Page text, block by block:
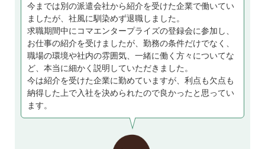
今までは別の派遣会社から紹介を受けた企業で働いてい
ましたが、社風に馴染めず退職しました。
求職期間中にコマエンタープライズの登録会に参加し、
お仕事の紹介を受けましたが、勤務の条件だけでなく、
職場の環境や社内の雰囲気、一緒に働く方々についてな
ど、本当に細かく説明していただきました。
今は紹介を受けた企業に勤めていますが、利点も欠点も
納得した上で入社を決められたので良かったと思ってい
ます。